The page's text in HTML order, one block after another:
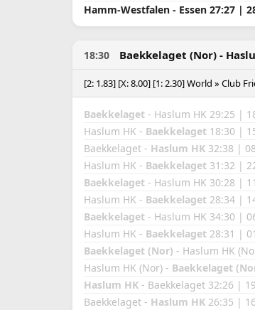
Hamm-Westfalen - Essen 27:27 |
18:30 Baekkelaget (Nor) -
[2: 1.83] [X: 8.00] [1: 2.30] World » Club
Baekkelaget - Haslum HK 29:25 |
Haslum HK - Baekkelaget 18:30 |
Baekkelaget - Haslum HK 32:38 |
Haslum HK - Baekkelaget 31:32 |
Baekkelaget - Haslum HK 30:28 |
Haslum HK - Baekkelaget 28:34 |
Baekkelaget - Haslum HK 34:30 |
Haslum HK - Baekkelaget 28:31 |
Baekkelaget (Nor) - Haslum HK
Haslum HK (Nor) - Baekkelaget
Haslum HK - Baekkelaget 32:26 |
Baekkelaget - Haslum HK 26:35 |